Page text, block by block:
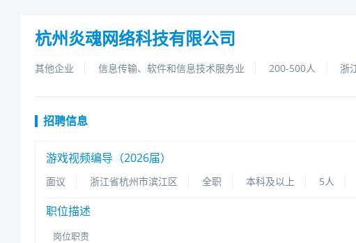
杭州炎魂网络科技有限公司
其他企业 信息传输、软件和信息技术服务业 200-500人 浙
招聘信息
游戏视频编导（2026届）
面议 浙江省杭州市滨江区 全职 本科及以上 5人
职位描述
岗位职责